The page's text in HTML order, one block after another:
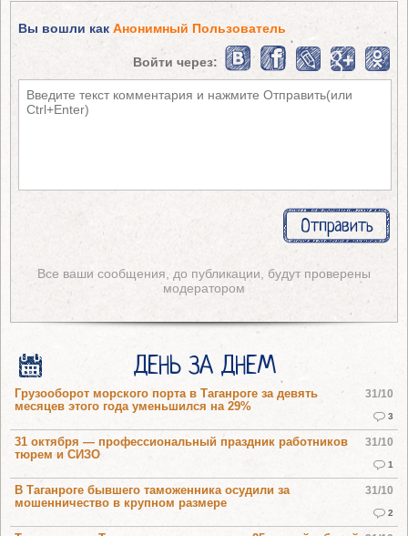
Вы вошли как Анонимный Пользователь
Войти через:
Все ваши сообщения, до публикации, будут проверены
модератором
ДЕНЬ ЗА ДНЕМ
31/10
3
Грузооборот морского порта в Таганроге за девять
месяцев этого года уменьшился на 29%
31/10
1
31 октября — профессиональный праздник работников
тюрем и СИЗО
31/10
2
В Таганроге бывшего таможенника осудили за
мошенничество в крупном размере